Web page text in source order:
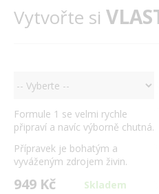
Vytvořte si
Formule 1 se velmi rychle
připraví a navíc výborně chutná.
Přípravek je bohatým a
vyváženým zdrojem živin.
949 Kč Skladem